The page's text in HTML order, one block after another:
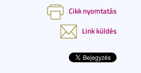
Cikk nyomtatás
Link küldés